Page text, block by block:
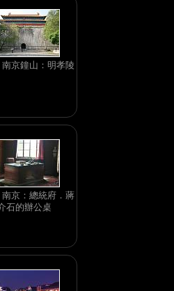
京鐘山：明孝陵
京：總統府．蔣
石的辦公桌